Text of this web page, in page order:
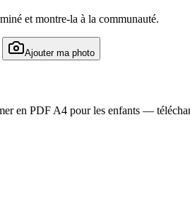
et montre-la à la communauté.
Ajouter ma photo
en PDF A4 pour les enfants —